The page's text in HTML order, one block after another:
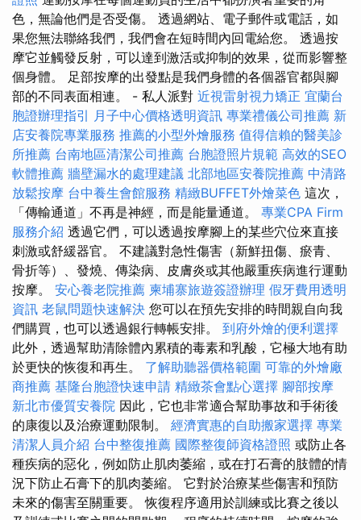
色，無論他們是否受傷。 透過網站、電子郵件或電話，如
果您無法聯絡我們，我們會在短時間內回電給您。 透過按
摩它並觸發反射，可以達到激活或抑制的效果，從而影響整
個身體。 足部按摩的出發點是我們身體的各個器官都與腳
部的不同表面相連。 - 私人派對 近視雷射視力矯正 宜蘭台
胞證辦理指引 月子中心價格透明資訊 專業禮儀公司推薦 新
店安養院專業服務 推薦的小型外燴服務 值得信賴的醫美診
所推薦 台南地區清潔公司推薦 台胞證照片規範 高效的SEO
軟體推薦 牆壁漏水的處理建議 北部地區安養院推薦 中清路
放鬆按摩 台中養生會館服務 精緻BUFFET外燴菜色 這次，
「傳輸通道」不再是神經，而是能量通道。 專業CPA Firm
服務介紹 透過它們，可以透過按摩腳上的某些穴位來直接
刺激或舒緩器官。 不建議對急性傷害（新鮮扭傷、瘀青、
骨折等）、發燒、傳染病、皮膚炎或其他嚴重疾病進行運動
按摩。 安心養老院推薦 柬埔寨旅遊簽證辦理 假牙費用透明
資訊 老鼠問題快速解決 您可以在預先安排的時間親自向我
們購買，也可以透過銀行轉帳安排。 到府外燴的便利選擇
此外，透過幫助清除體內累積的毒素和乳酸，它極大地有助
於更快的恢復和再生。 了解助聽器價格範圍 可靠的外燴廠
商推薦 基隆台胞證快速申請 精緻茶會點心選擇 腳部按摩
新北市優質安養院 因此，它也非常適合幫助事故和手術後
的康復以及治療運動限制。 經濟實惠的自助搬家選擇 專業
清潔人員介紹 台中整復推薦 國際整復師資格證照 或防止各
種疾病的惡化，例如防止肌肉萎縮，或在打石膏的肢體的情
況下防止石膏下的肌肉萎縮。 它對於治療某些傷害和預防
未來的傷害至關重要。 恢復程序適用於訓練或比賽之後以